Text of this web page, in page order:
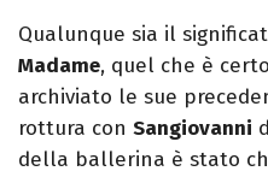
Qualunque sia il
Madame, quel che è
archiviato le sue
rottura con Sangiovanni
della ballerina è stato